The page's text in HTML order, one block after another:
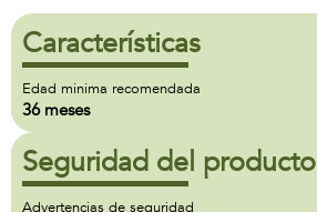
Características
Edad minima recomendada
36 meses
Seguridad del producto
Advertencias de seguridad